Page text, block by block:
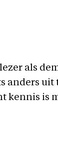
als
anders uit
kennis is